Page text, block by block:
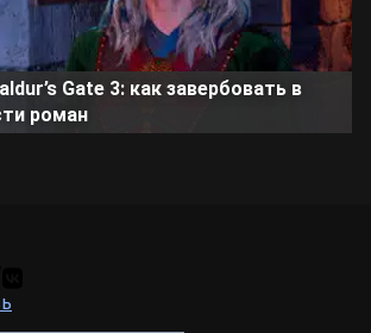
Gate 3: как завербовать в
роман